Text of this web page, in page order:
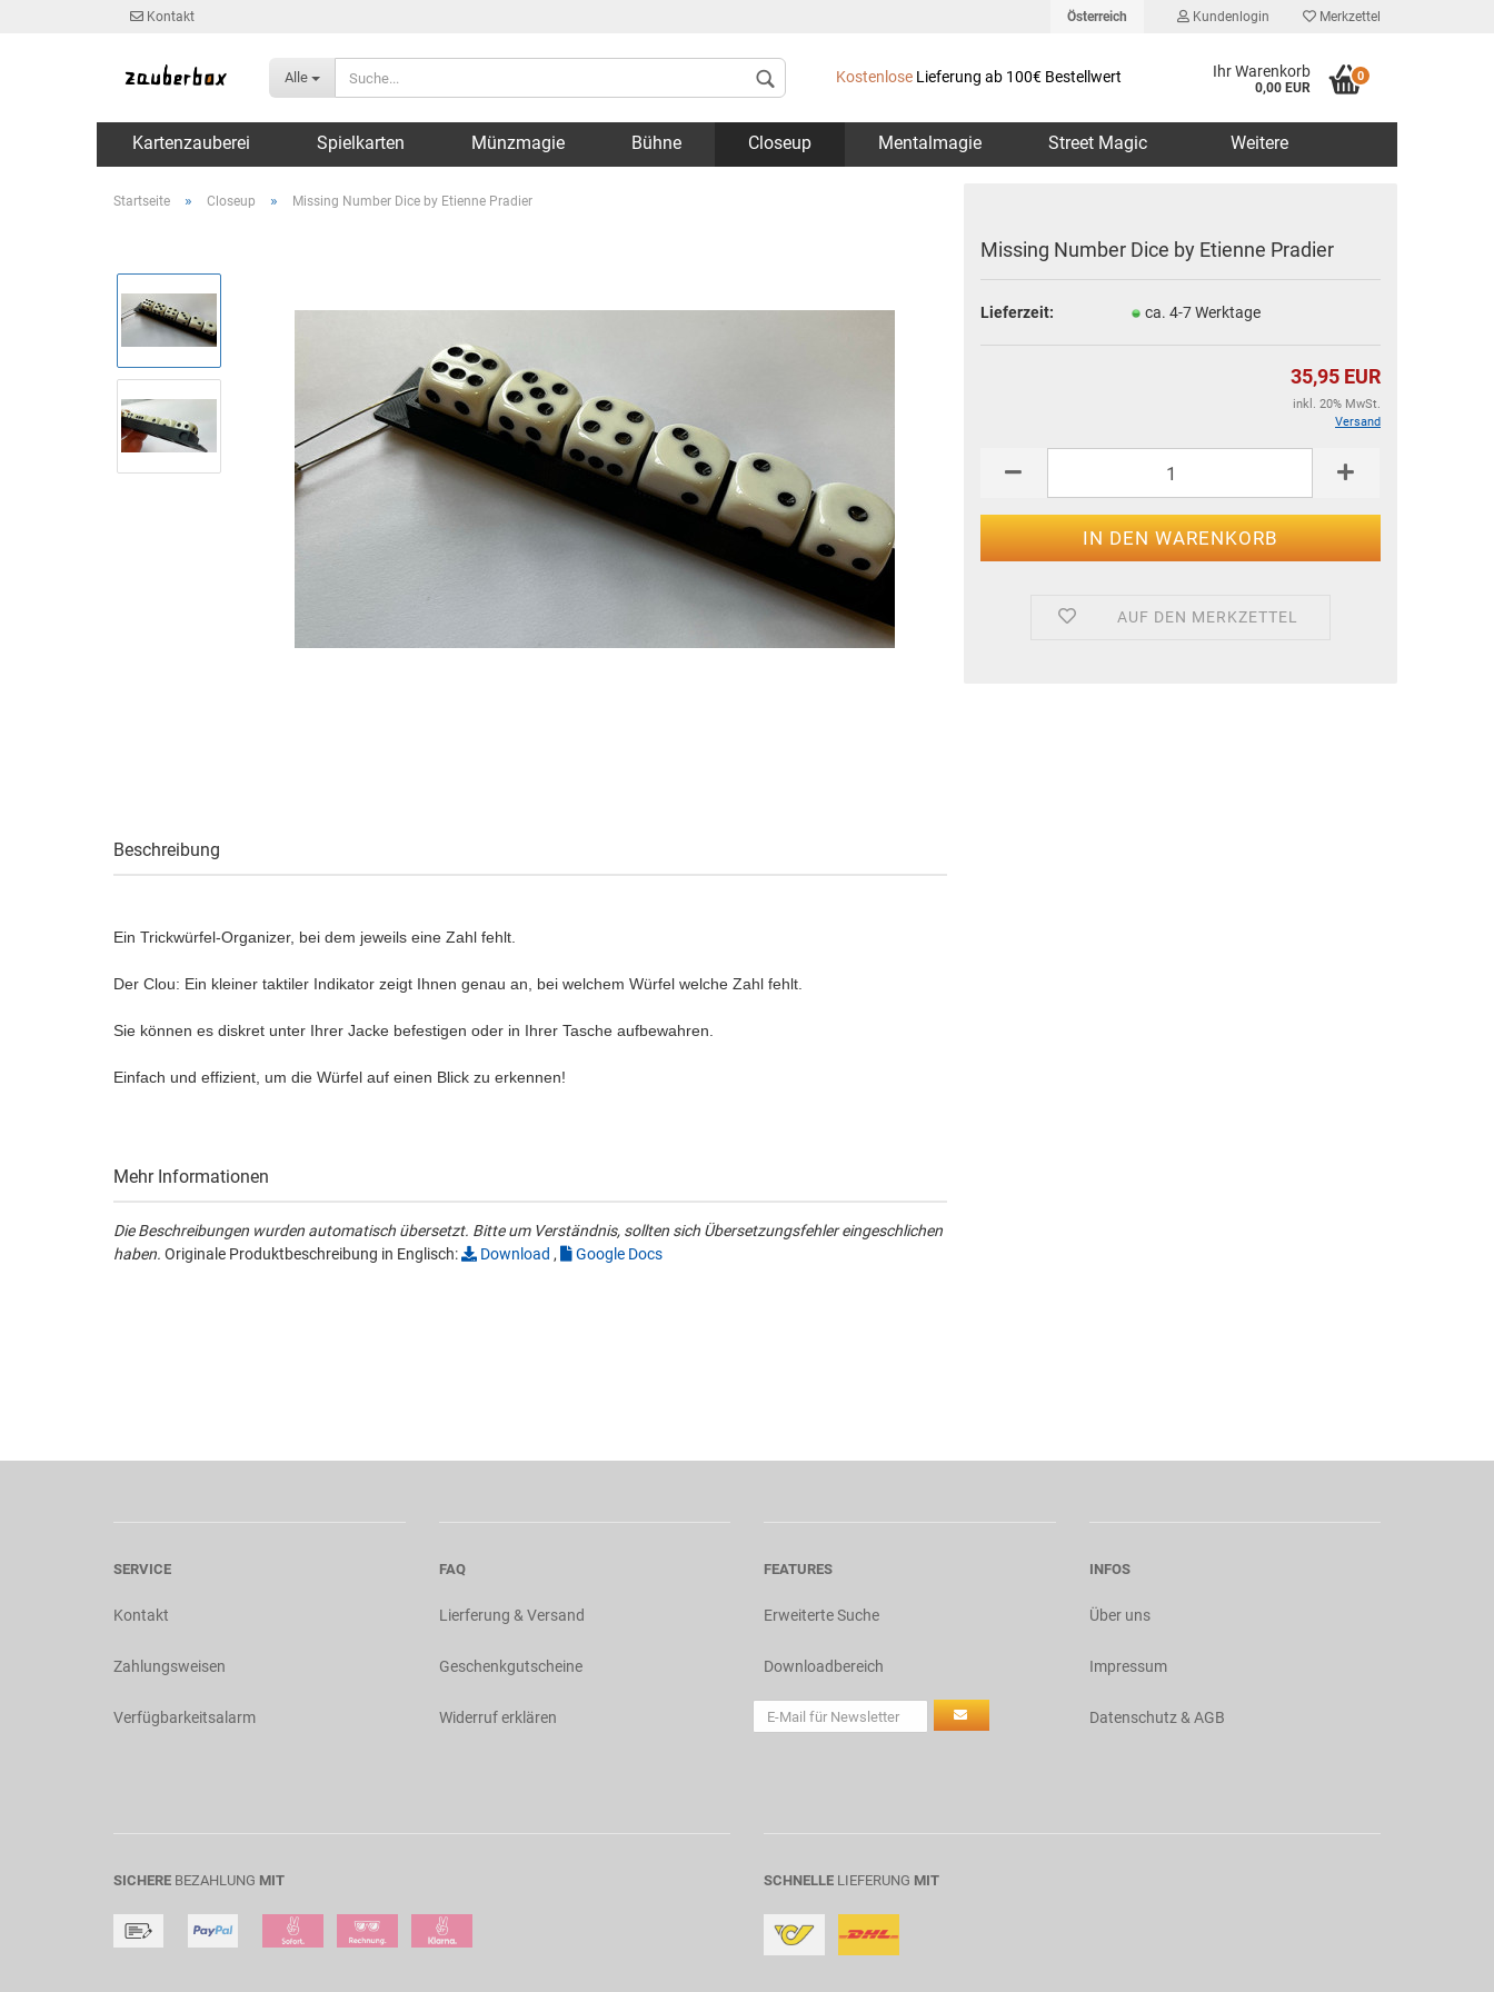
Kontakt Österreich
Lieferland
Kundenlogin
Konto erstellen
Merkzettel
Alle Kostenlose Lieferung ab 100€ Bestellwert Ihr Warenkorb
0,00 EUR
0
Kartenzauberei Spielkarten Münzmagie Bühne Closeup Mentalmagie Street Magic Weitere
Startseite » Closeup » Missing Number Dice by Etienne Pradier
Missing Number Dice by Etienne Pradier
Lieferzeit: ca. 4-7 Werktage
35,95 EUR
inkl. 20% MwSt.
Versand
AUF DEN MERKZETTEL
Beschreibung
Ein Trickwürfel-Organizer, bei dem jeweils eine Zahl fehlt.
Der Clou: Ein kleiner taktiler Indikator zeigt Ihnen genau an, bei welchem Würfel welche Zahl fehlt.
Sie können es diskret unter Ihrer Jacke befestigen oder in Ihrer Tasche aufbewahren.
Einfach und effizient, um die Würfel auf einen Blick zu erkennen!
Mehr Informationen
Die Beschreibungen wurden automatisch übersetzt. Bitte um Verständnis, sollten sich Übersetzungsfehler eingeschlichen
haben. Originale Produktbeschreibung in Englisch: Download , Google Docs
SERVICE
Kontakt
Zahlungsweisen
Verfügbarkeitsalarm
FAQ
Lierferung & Versand
Geschenkgutscheine
Widerruf erklären
FEATURES
Erweiterte Suche
Downloadbereich
INFOS
Über uns
Impressum
Datenschutz & AGB
SICHERE BEZAHLUNG MIT SCHNELLE LIEFERUNG MIT